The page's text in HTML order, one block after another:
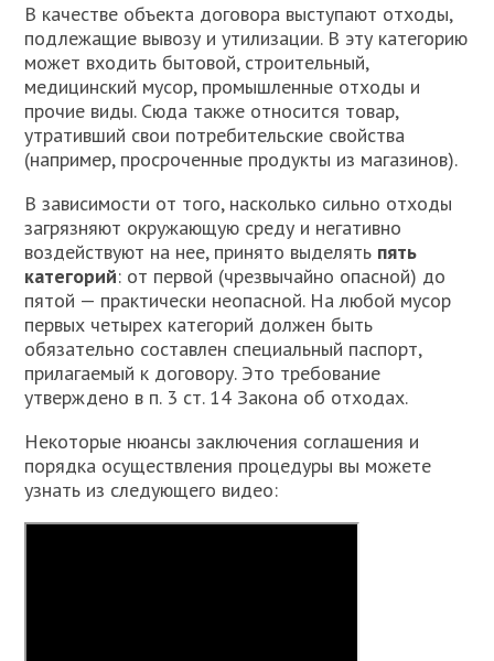
В качестве объекта договора выступают отходы,
подлежащие вывозу и утилизации. В эту категорию
может входить бытовой, строительный,
медицинский мусор, промышленные отходы и
прочие виды. Сюда также относится товар,
утративший свои потребительские свойства
(например, просроченные продукты из магазинов).
В зависимости от того, насколько сильно отходы
загрязняют окружающую среду и негативно
воздействуют на нее, принято выделять пять
категорий: от первой (чрезвычайно опасной) до
пятой — практически неопасной. На любой мусор
первых четырех категорий должен быть
обязательно составлен специальный паспорт,
прилагаемый к договору. Это требование
утверждено в п. 3 ст. 14 Закона об отходах.
Некоторые нюансы заключения соглашения и
порядка осуществления процедуры вы можете
узнать из следующего видео: